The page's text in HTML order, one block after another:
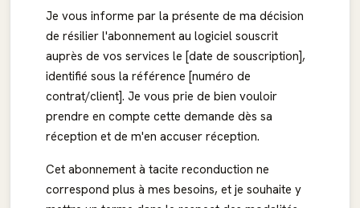
Je vous informe par la présente de ma décision
de résilier l'abonnement au logiciel souscrit
auprès de vos services le [date de souscription],
identifié sous la référence [numéro de
contrat/client]. Je vous prie de bien vouloir
prendre en compte cette demande dès sa
réception et de m'en accuser réception.
Cet abonnement à tacite reconduction ne
correspond plus à mes besoins, et je souhaite y